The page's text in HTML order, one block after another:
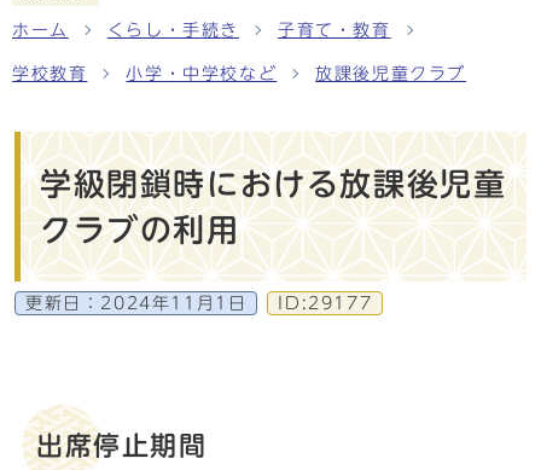
ホーム くらし・手続き 子育て・教育
学校教育 小学・中学校など 放課後児童クラブ
学級閉鎖時における放課後児童
クラブの利用
更新日： 2024年11月1日 ID:29177
出席停止期間